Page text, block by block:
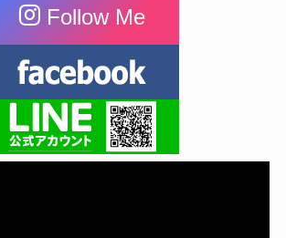
Follow Me